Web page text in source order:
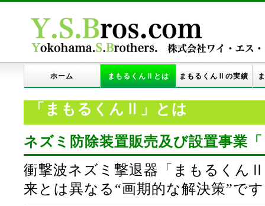
ホーム まもるくんⅡとは まもるくんⅡの実績
「まもるくんⅡ」とは
ネズミ防除装置販売及び設置事業
衝撃波ネズミ撃退器「まもるくん
来とは異なる“画期的な解決策”で